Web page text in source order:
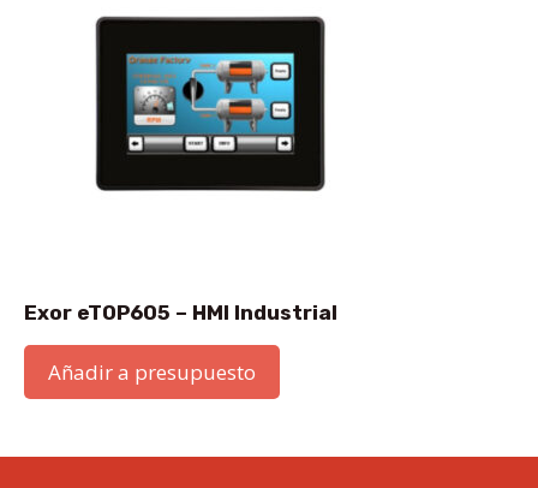
Exor eTOP605 – HMI Industrial
Añadir a presupuesto